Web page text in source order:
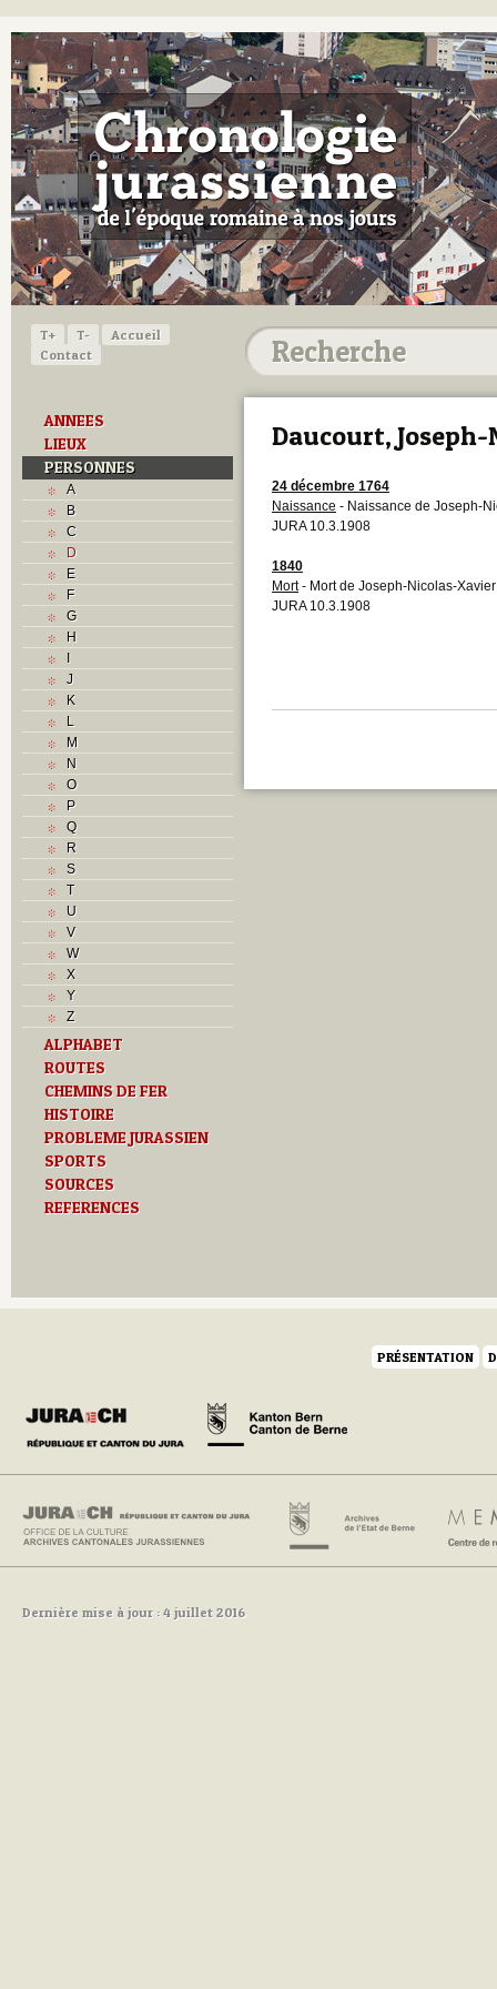
T+ T-
Accueil
Contact
ANNEES
LIEUX
PERSONNES
A
B
C
D
E
F
G
H
I
J
K
L
M
N
O
P
Q
R
S
T
U
V
W
X
Y
Z
ALPHABET
ROUTES
CHEMINS DE FER
HISTOIRE
PROBLEME JURASSIEN
SPORTS
SOURCES
REFERENCES
Daucourt, Joseph-
24 décembre 1764
Naissance - Naissance de Joseph-
JURA 10.3.1908
1840
Mort- Mort de Joseph-Nicolas-
JURA 10.3.1908
PRÉSENTATION
Dernière mise à jour : 4 juillet 2016